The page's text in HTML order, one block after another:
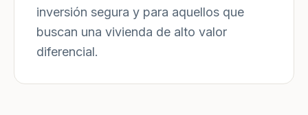
inversión segura y para aquellos que
buscan una vivienda de alto valor
diferencial.